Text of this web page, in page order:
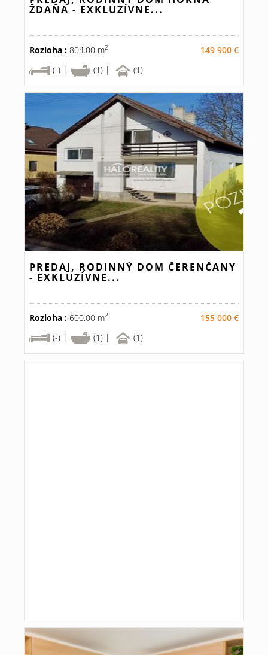
ŽDAŇA - EXKLUZÍVNE...
Rozloha : 804.00 m2
149 900 €
(-) |
(1) | (1)
PREDAJ, RODINNÝ DOM ČERENČANY
- EXKLUZÍVNE...
Rozloha : 600.00 m2
155 000 €
(-) |
(1) | (1)